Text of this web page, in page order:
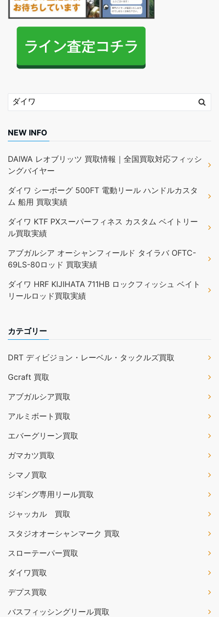
NEW INFO
DAIWA レオブリッツ 買取情報｜全国買取対応フィッシ
ングバイヤー
ダイワ シーボーグ 500FT 電動リール ハンドルカスタ
ム 船用 買取実績
ダイワ KTF PXスーパーフィネス カスタム ベイトリー
ル買取実績
アブガルシア オーシャンフィールド タイラバ OFTC-
69LS-80ロッド 買取実績
ダイワ HRF KIJIHATA 711HB ロックフィッシュ ベイト
リールロッド買取実績
カテゴリー
DRT ディビジョン・レーベル・タックルズ買取
Gcraft 買取
アブガルシア買取
アルミボート買取
エバーグリーン買取
ガマカツ買取
シマノ買取
ジギング専用リール買取
ジャッカル 買取
スタジオオーシャンマーク 買取
スローテーパー買取
ダイワ買取
デプス買取
バスフィッシングリール買取